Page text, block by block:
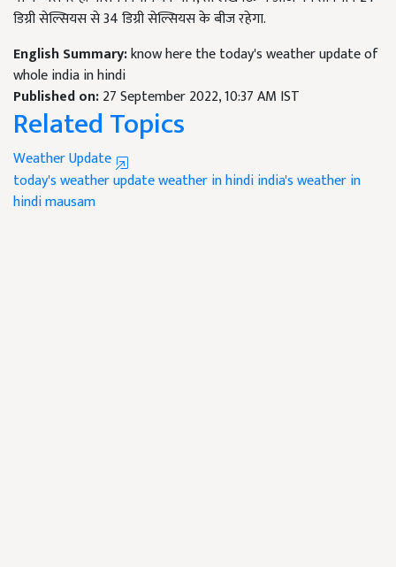
डिग्री सेल्सियस से 34 डिग्री सेल्सियस के बीज रहेगा.
English Summary:know here the today's weather update of
whole india in hindi
Published on:27 September 2022, 10:37 AM IST
Related Topics
Weather Update
today's weather updateweather in hindiindia's weather in
hindimausam